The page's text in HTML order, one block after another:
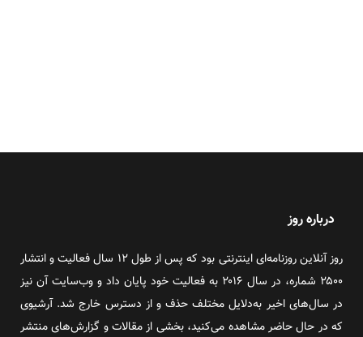
درباره روز
روز آنلاین روزنامه‌ای اینترنتی بود که پس از طول ۱۲ سال فعالیت و انتشار
۲۵۰۰ شماره، در سال ۲۰۱۶ به فعالیت خود پایان داد و وب‌سایت آن نیز
در سال‌های اخیر به‌دلایل مختلف حذف و از دسترس خارج شد. آرشیوی
که در حال حاضر مشاهده می‌کنید، بخشی از مقالات و گزارش‌های منتشر